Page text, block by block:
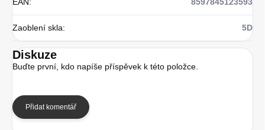
Zaoblení skla: 5D
Diskuze
Buďte první, kdo napíše příspěvek k této položce.
Přidat komentář